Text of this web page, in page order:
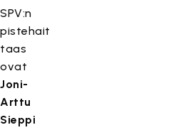
SPV:n
pistehait
taas
ovat
Joni-
Arttu
Sieppi